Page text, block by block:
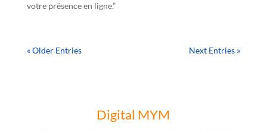
votre présence en ligne.”
« Older Entries Next Entries »
Digital MYM